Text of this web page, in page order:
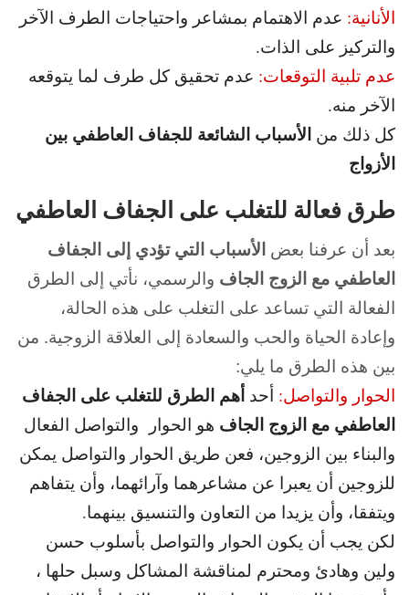
الأنانية: عدم الاهتمام بمشاعر واحتياجات الطرف الآخر
والتركيز على الذات.
عدم تلبية التوقعات: عدم تحقيق كل طرف لما يتوقعه
الآخر منه.
كل ذلك من الأسباب الشائعة للجفاف العاطفي بين
الأزواج
طرق فعالة للتغلب على الجفاف العاطفي
بعد أن عرفنا بعض الأسباب التي تؤدي إلى الجفاف
العاطفي مع الزوج الجاف والرسمي، نأتي إلى الطرق
الفعالة التي تساعد على التغلب على هذه الحالة،
وإعادة الحياة والحب والسعادة إلى العلاقة الزوجية. من
بين هذه الطرق ما يلي:
الحوار والتواصل: أحد أهم الطرق للتغلب على الجفاف
العاطفي مع الزوج الجاف هو الحوار والتواصل الفعال
والبناء بين الزوجين، فعن طريق الحوار والتواصل يمكن
للزوجين أن يعبرا عن مشاعرهما وآرائهما، وأن يتفاهم
ويتفقا، وأن يزيدا من التعاون والتنسيق بينهما.
لكن يجب أن يكون الحوار والتواصل بأسلوب حسن
ولين وهادئ ومحترم لمناقشة المشاكل وسبل حلها ،